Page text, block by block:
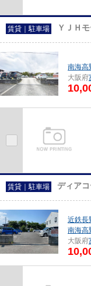
賃貸｜駐車場 ＹＪＨ
南海高
大阪府
賃貸｜駐車場 ディア
近鉄長
南海高
大阪府